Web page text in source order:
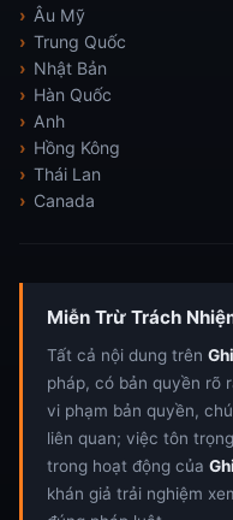
Âu Mỹ
Trung Quốc
Nhật Bản
Hàn Quốc
Anh
Hồng Kông
Thái Lan
Canada
Miễn Trừ Trách
Tất cả nội dung trên
pháp, có bản quyền rõ
vi phạm bản quyền,
liên quan; việc tôn
trong hoạt động của
khán giả trải nghiệm